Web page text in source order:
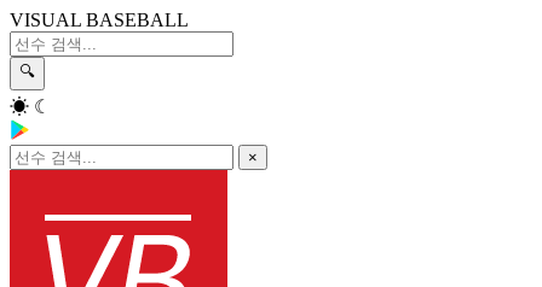
VISUAL BASEBALL
🔍
☀ ☾
×